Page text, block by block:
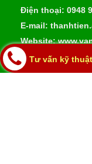
Điện thoại: 0948
E-mail:
Website:
Tư vấn kỹ